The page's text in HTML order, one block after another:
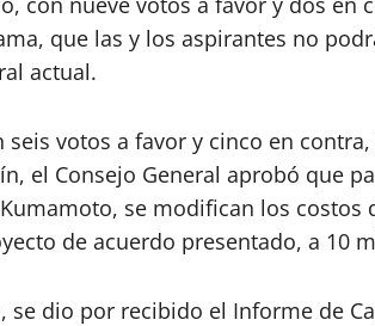
que las y los aspirantes no
actual.
votos a favor y cinco en
el Consejo General aprobó que
se modifican los costos
de acuerdo presentado, a 10
se dio por recibido el Informe de